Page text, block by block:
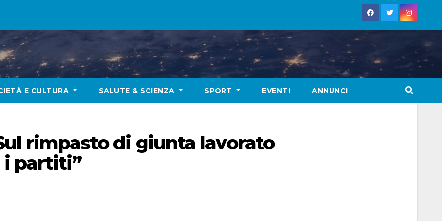
E CULTURA SALUTE & SCIENZA SPORT EVENTI ANNUNCI
rimpasto di giunta lavorato
i partiti”